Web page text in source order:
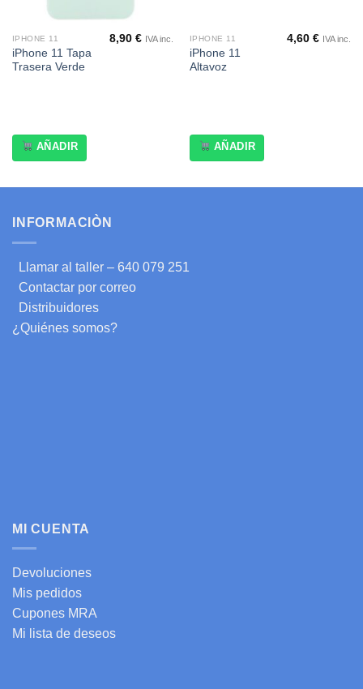
IPHONE 11
iPhone 11 Tapa
Trasera Verde
8,90€ IVA inc.
AÑADIR
IPHONE 11
iPhone 11
Altavoz
4,60€ IVA inc.
AÑADIR
INFORMACIÒN
Llamar al taller – 640 079 251
Contactar por correo
Distribuidores
¿Quiénes somos?
MI CUENTA
Devoluciones
Mis pedidos
Cupones MRA
Mi lista de deseos